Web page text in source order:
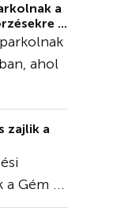
a
...
ahol
zajlik a
Gém ...